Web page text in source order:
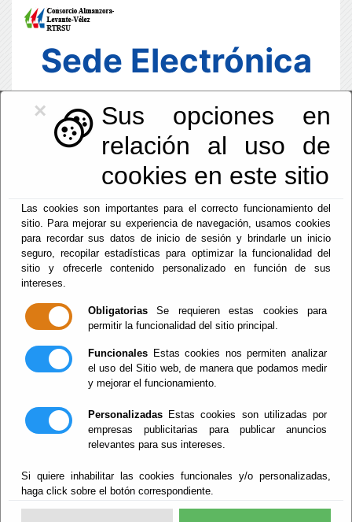
×
Sus opciones en
relación al uso de
cookies en este sitio
Las cookies son importantes para el correcto funcionamiento del
sitio. Para mejorar su experiencia de navegación, usamos cookies
para recordar sus datos de inicio de sesión y brindarle un inicio
seguro, recopilar estadísticas para optimizar la funcionalidad del
sitio y ofrecerle contenido personalizado en función de sus
intereses.
Obligatorias Se requieren estas cookies para
permitir la funcionalidad del sitio principal.
Funcionales Estas cookies nos permiten analizar
el uso del Sitio web, de manera que podamos medir
y mejorar el funcionamiento.
Personalizadas Estas cookies son utilizadas por
empresas publicitarias para publicar anuncios
relevantes para sus intereses.
Si quiere inhabilitar las cookies funcionales y/o personalizadas,
haga click sobre el botón correspondiente.
Sede Electrónica
19:17:26
Vie, 7 Agosto 2026
- Tablón de anuncios de actualidad
Tablón de
anuncios de
actualidad